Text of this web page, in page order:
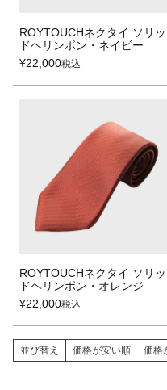
ROYTOUCHネクタイ ソリッ
ドヘリンボン・ネイビー
¥22,000税込
ROYTOUCHネクタイ ソリッ
ドヘリンボン・オレンジ
¥22,000税込
並び替え 価格が安い順 価格